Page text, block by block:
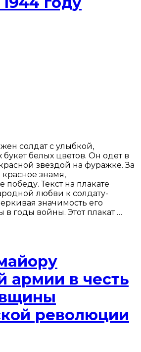
солдат с улыбкой,
белых цветов. Он одет в
звездой на фуражке. За
знамя,
Текст на плакате
любви к солдату-
значимость его
в годы войны. Этот плакат …
армии в честь
революции